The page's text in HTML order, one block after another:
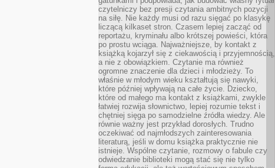
czytelniczy bez presji czytania ambitnych pozycji
na siłę. Nie każdy musi od razu sięgać po klasykę
liczącą kilkaset stron. Czasem lepiej zacząć od
reportażu, kryminału albo krótszej powieści, która
po prostu wciąga. Najważniejsze, by kontakt z
książką kojarzył się z ciekawością i przyjemnością,
a nie z obowiązkiem. Czytanie ma również
ogromne znaczenie dla dzieci i młodzieży. To
właśnie w młodym wieku kształtują się nawyki,
które później wpływają na całe życie. Dziecko,
które od małego ma kontakt z książkami, zwykle
łatwiej rozwija słownictwo, lepiej rozumie tekst i
chętniej sięga po samodzielne źródła wiedzy. Ale
równie ważny jest przykład dorosłych. Trudno
oczekiwać od najmłodszych zainteresowania
literaturą, jeśli w domu książka praktycznie nie
istnieje. Wspólne czytanie, rozmowy o fabule czy
odwiedzanie biblioteki mogą stać się nie tylko